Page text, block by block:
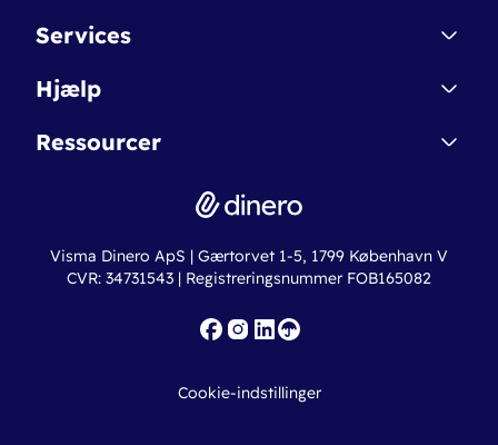
Aktieselskab (A/S) Hæftelse Gæld
Kontakt
Betingelser & Sikkerhed
Nye funktioner
Services
Dinero Starter
Dinero Pro
Erhvervslån
Fakturaskabeloner
Hjælp
Regnskabsordbogen
Online regnskabskurser
Ressourcer
Ny virksomhed
Iværksætterlegat
Visma Dinero ApS | Gærtorvet 1-5, 1799 København V
CVR: 34731543 | Registreringsnummer FOB165082
Cookie-indstillinger